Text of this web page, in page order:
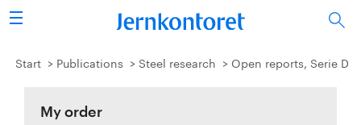
Search
Steel industry
Vision 2050
Start Publications Steel research Open reports, Serie D
My order